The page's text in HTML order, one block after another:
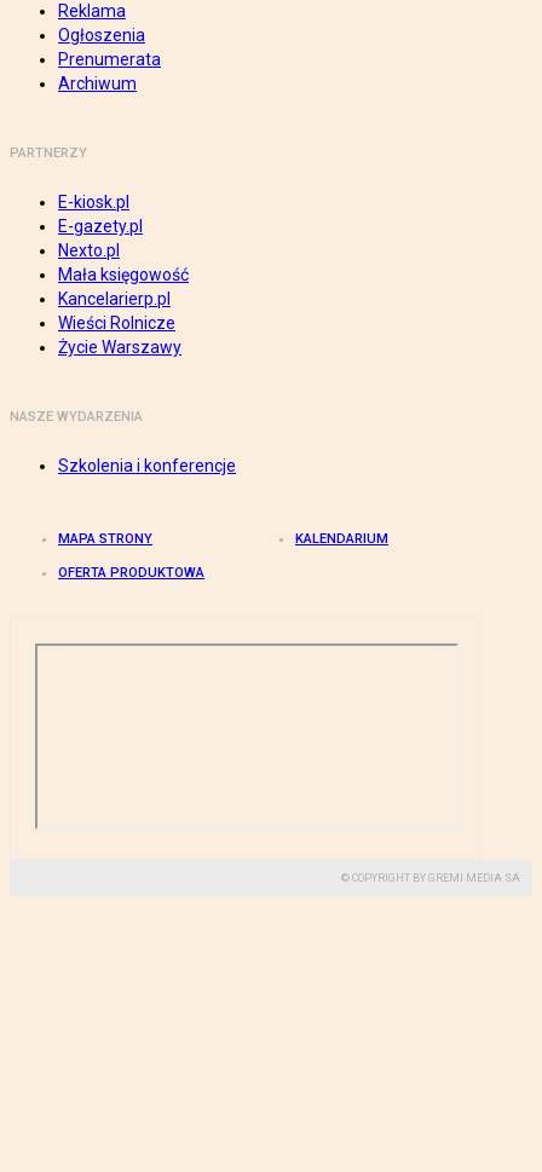
Reklama
Ogłoszenia
Prenumerata
Archiwum
PARTNERZY
E-kiosk.pl
E-gazety.pl
Nexto.pl
Mała księgowość
Kancelarierp.pl
Wieści Rolnicze
Życie Warszawy
NASZE WYDARZENIA
Szkolenia i konferencje
MAPA STRONY KALENDARIUM
OFERTA PRODUKTOWA
© COPYRIGHT BY GREMI MEDIA SA